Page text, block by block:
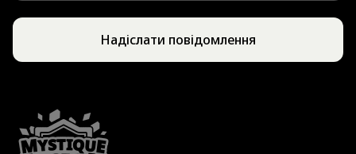
Надіслати повідомлення